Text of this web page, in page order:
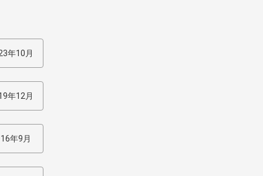
年10月
年12月
年9月